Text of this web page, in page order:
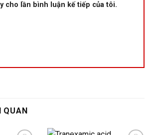
cho lần bình luận kế tiếp của tôi.
QUAN